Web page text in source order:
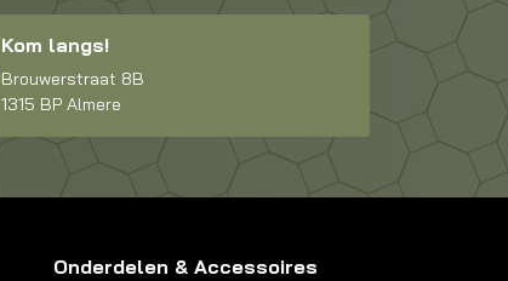
Kom langs!
Brouwerstraat 8B
1315 BP Almere
Onderdelen & Accessoires